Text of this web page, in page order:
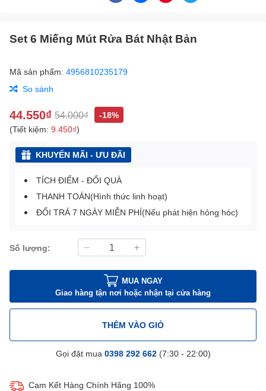
Set 6 Miếng Mút Rửa Bát Nhật Bản
Mã sản phẩm: 4956810235179
So sánh
44.550₫ 54.000₫
-18%
(Tiết kiệm: 9.450₫)
KHUYẾN MÃI - ƯU ĐÃI
TÍCH ĐIỂM - ĐỔI QUÀ
THANH TOÁN(Hình thức linh hoạt)
ĐỔI TRẢ 7 NGÀY MIỄN PHÍ(Nếu phát hiện hỏng hóc)
Số lượng:
MUA NGAY
Giao hàng tận nơi hoặc nhận tại cửa hàng
THÊM VÀO GIỎ
Gọi đặt mua 0398 292 662(7:30 - 22:00)
Cam Kết Hàng Chính Hãng 100%